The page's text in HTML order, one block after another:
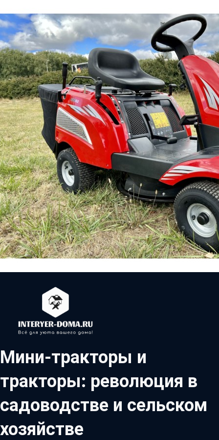
Мини-тракторы и
тракторы: революция в
садоводстве и сельском
хозяйстве